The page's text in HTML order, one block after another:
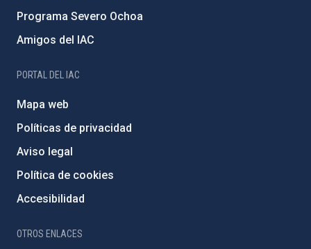
Programa Severo Ochoa
Amigos del IAC
PORTAL DEL IAC
Mapa web
Políticas de privacidad
Aviso legal
Política de cookies
Accesibilidad
OTROS ENLACES